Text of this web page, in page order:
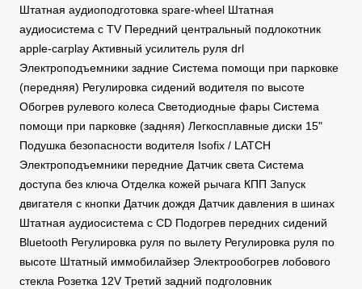
Штатная аудиоподготовка spare-wheel Штатная
аудиосистема с TV Передний центральный подлокотник
apple-carplay Активный усилитель руля drl
Электроподъемники задние Система помощи при парковке
(передняя) Регулировка сидений водителя по высоте
Обогрев рулевого колеса Светодиодные фары Система
помощи при парковке (задняя) Легкосплавные диски 15"
Подушка безопасности водителя Isofix / LATCH
Электроподъемники передние Датчик света Система
доступа без ключа Отделка кожей рычага КПП Запуск
двигателя с кнопки Датчик дождя Датчик давления в шинах
Штатная аудиосистема с CD Подогрев передних сидений
Bluetooth Регулировка руля по вылету Регулировка руля по
высоте Штатный иммобилайзер Электрообогрев лобового
стекла Розетка 12V Третий задний подголовник